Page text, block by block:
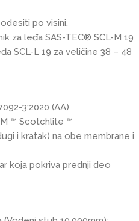
po visini.
za leđa SAS-TEC® SCL-M 19
SCL-L 19 za veličine 38 – 48
3:2020 (AA)
™ Scotchlite ™
i kratak) na obe membrane i
koja pokriva prednji deo